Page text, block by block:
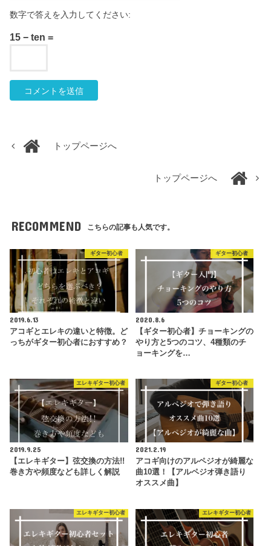
数字で答えを入力してください:
15 − ten =
トップページへ
トップページへ
RECOMMEND こちらの記事も人気です。
ギター初心者
2019.6.13
アコギとエレキの違いと特徴。ど
っちがギター初心者におすすめ？
ギター初心者
2020.8.6
【ギター初心者】チョーキングの
やり方と5つのコツ、4種類のチ
ョーキングを…
エレキギター初心者
2019.9.25
【エレキギター】弦交換の方法!!
巻き方や頻度なども詳しく解説
ギター初心者
2021.2.19
アコギ向けのアルペジオが綺麗な
曲10選！【アルペジオ弾き語り
オススメ曲】
エレキギター初心者 エレキギター初心者